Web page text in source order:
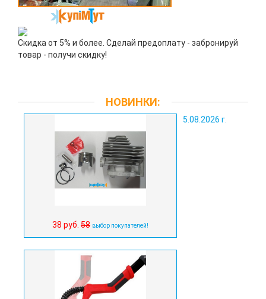
Скидка от 5% и более. Сделай предоплату - забронируй
товар - получи скидку!
НОВИНКИ:
5.08.2026 г.
38 руб. 58 выбор покупателей!